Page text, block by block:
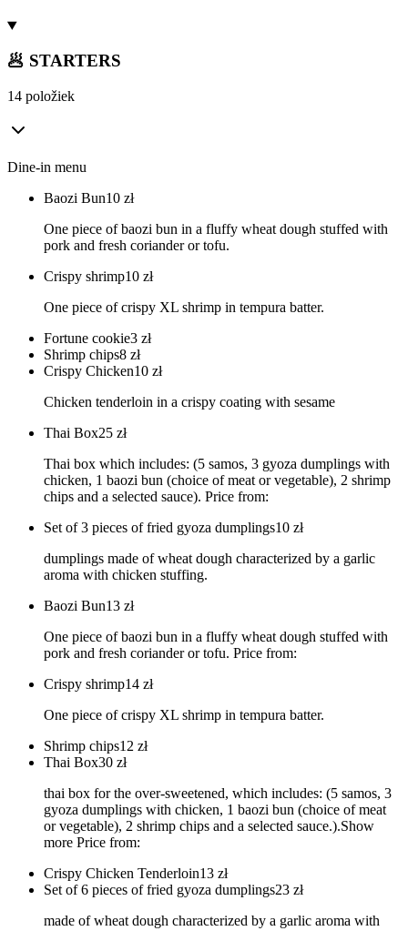
🥟 STARTERS
14 položiek
Dine-in menu
Baozi Bun10 zł
One piece of baozi bun in a fluffy wheat dough stuffed with
pork and fresh coriander or tofu.
Crispy shrimp10 zł
One piece of crispy XL shrimp in tempura batter.
Fortune cookie3 zł
Shrimp chips8 zł
Crispy Chicken10 zł
Chicken tenderloin in a crispy coating with sesame
Thai Box25 zł
Thai box which includes: (5 samos, 3 gyoza dumplings with
chicken, 1 baozi bun (choice of meat or vegetable), 2 shrimp
chips and a selected sauce). Price from:
Set of 3 pieces of fried gyoza dumplings10 zł
dumplings made of wheat dough characterized by a garlic
aroma with chicken stuffing.
Baozi Bun13 zł
One piece of baozi bun in a fluffy wheat dough stuffed with
pork and fresh coriander or tofu. Price from:
Crispy shrimp14 zł
One piece of crispy XL shrimp in tempura batter.
Shrimp chips12 zł
Thai Box30 zł
thai box for the over-sweetened, which includes: (5 samos, 3
gyoza dumplings with chicken, 1 baozi bun (choice of meat
or vegetable), 2 shrimp chips and a selected sauce.).Show
more Price from:
Crispy Chicken Tenderloin13 zł
Set of 6 pieces of fried gyoza dumplings23 zł
made of wheat dough characterized by a garlic aroma with